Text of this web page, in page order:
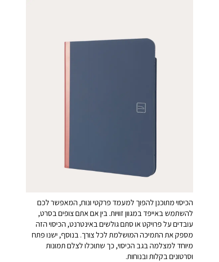
הכיסוי מתוכנן להפוך למעמד פרקטי ונוח, המאפשר לכם
להשתמש באייפד במגוון זוויות. בין אם אתם צופים בסרט,
עובדים על פרויקט או סתם גולשים באינטרנט, הכיסוי הזה
מספק את התמיכה המושלמת לכל צורך. בנוסף, ישנו פתח
מיוחד למצלמה בגב הכיסוי, כך שתוכלו לצלם תמונות
וסרטונים בקלות ובנוחות.